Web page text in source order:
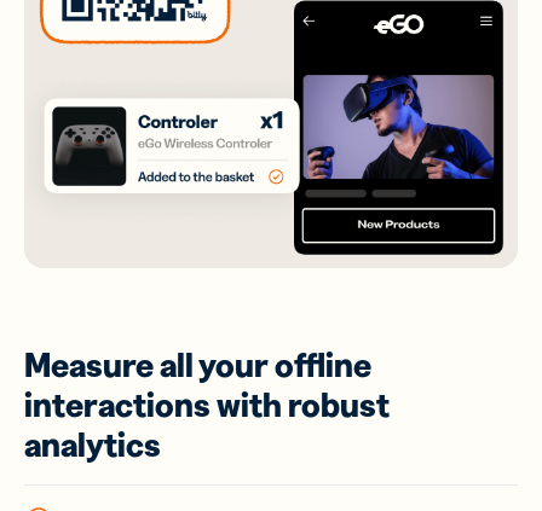
Measure all your offline
interactions with robust
analytics